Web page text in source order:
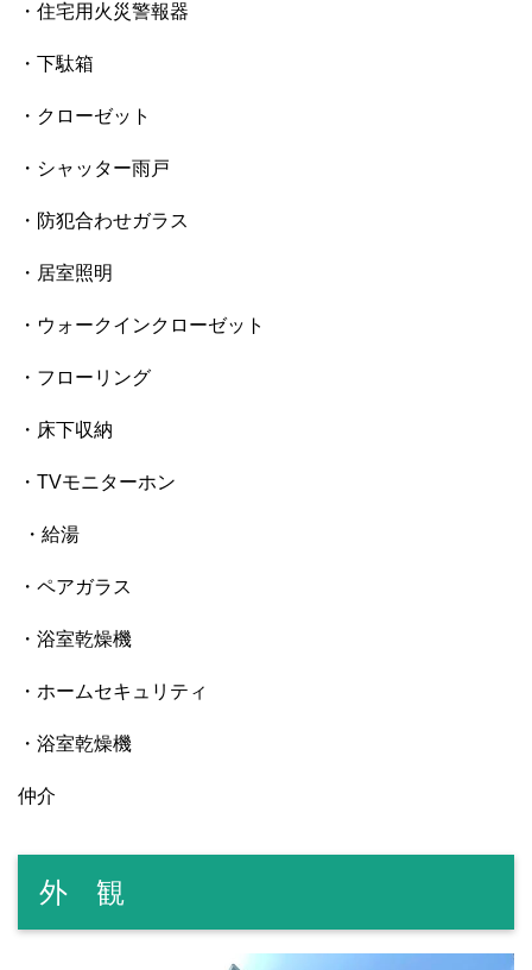
・住宅用火災警報器
・下駄箱
・クローゼット
・シャッター雨戸
・防犯合わせガラス
・居室照明
・ウォークインクローゼット
・フローリング
・床下収納
・TVモニターホン
・給湯
・ペアガラス
・浴室乾燥機
・ホームセキュリティ
・浴室乾燥機
仲介
外 観